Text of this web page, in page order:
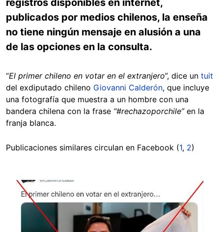
registros disponibles en internet,
publicados por medios chilenos, la enseña
no tiene ningún mensaje en alusión a una
de las opciones en la consulta.
“El primer chileno en votar en el extranjero”, dice un tuit
del exdiputado chileno Giovanni Calderón, que incluye
una fotografía que muestra a un hombre con una
bandera chilena con la frase “#rechazoporchile”en la
franja blanca.
Publicaciones similares circulan en Facebook (1, 2)
Image